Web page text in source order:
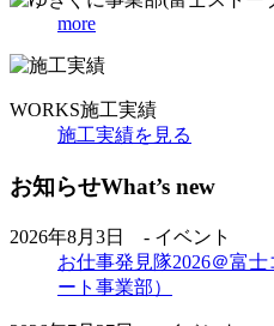
more
WORKS施工実績
施工実績を見る
お知らせWhat’s new
2026年8月3日 - イベント
お仕事発見隊2026＠富
ート事業部）